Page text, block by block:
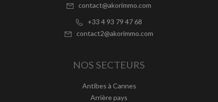
contact@akorimmo.com
+33 4 93 79 47 68
contact2@akorimmo.com
NOS SECTEURS
Antibes à Cannes
Arrière pays